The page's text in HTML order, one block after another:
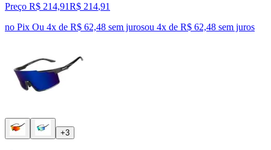
Preço R$ 214,91R$ 214,91
no Pix Ou 4x de R$ 62,48 sem jurosou 4x de R$ 62,48 sem juros
+3